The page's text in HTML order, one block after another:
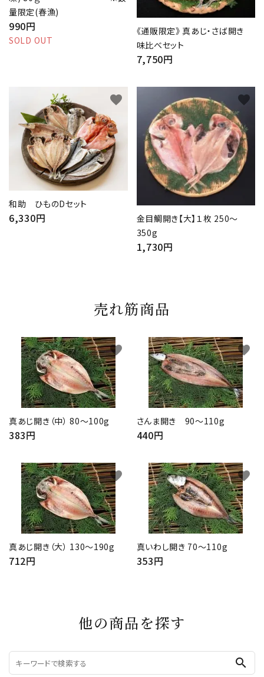
量限定(春漁)
990円
SOLD OUT
《通販限定》 真あじ・さば開き
味比べセット
7,750円
和助 ひものDセット
6,330円
favorite
金目鯛開き【大】１枚 250～
350g
1,730円
favorite
売れ筋商品
真あじ開き（中） 80～100g
383円
favorite
さんま開き 90～110g
440円
favorite
真あじ開き（大） 130～190g
712円
favorite
真いわし開き 70～110g
353円
favorite
他の商品を探す
search